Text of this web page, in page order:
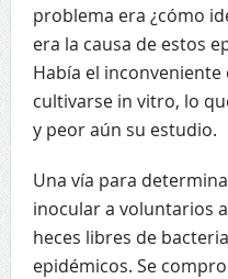
problema era ¿cómo
era la causa de estos
Había el
cultivarse in vitro, lo
y peor aún su estudio.
Una vía para
inocular a voluntarios
heces libres de
epidémicos. Se